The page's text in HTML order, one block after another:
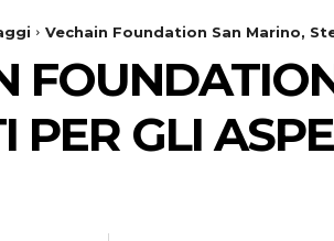
Vechain Foundation San Marino,
PER GLI